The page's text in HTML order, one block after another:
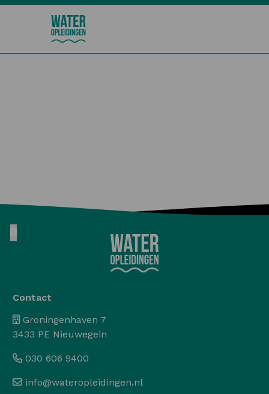
Wateropleidingen
Contact
Groningenhaven 7
3433 PE Nieuwegein
030 606 9400
info@wateropleidingen.nl